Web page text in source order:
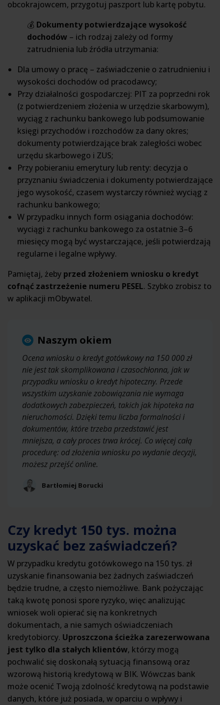
obcokrajowcem, przygotuj paszport lub kartę pobytu.
💰 Dokumenty potwierdzające wysokość
dochodów – ich rodzaj zależy od formy
zatrudnienia lub źródła utrzymania:
Dla umowy o pracę – zaświadczenie o zatrudnieniu i
wysokości dochodów od pracodawcy;
Przy działalności gospodarczej: PIT za poprzedni rok
(z potwierdzeniem złożenia w urzędzie skarbowym),
wyciąg z rachunku bankowego lub podsumowanie
księgi przychodów i rozchodów za dany okres;
dokumenty potwierdzające brak zaległości wobec
urzędu skarbowego i ZUS;
Przy pobieraniu emerytury lub renty: decyzja o
przyznaniu świadczenia i dokumenty potwierdzające
jego wysokość, czasem wystarczy również wyciąg z
rachunku bankowego;
W przypadku innych form osiągania dochodów:
wyciągi z rachunku bankowego za ostatnie 3–6
miesięcy mogą być wystarczające, jeśli potwierdzają
regularne i legalne wpływy.
Pamiętaj, żeby przed złożeniem wniosku o kredyt
cofnąć zastrzeżenie numeru PESEL. Szybko zrobisz to
w aplikacji mObywatel.
Naszym okiem
Ocena wniosku o kredyt gotówkowy na 150 000 zł
nie jest tak skomplikowana i czasochłonna, jak w
przypadku wniosku o kredyt hipoteczny. Przede
wszystkim uzyskanie zobowiązania nie wymaga
dodatkowych zabezpieczeń, takich jak hipoteka na
nieruchomości. Dzięki temu liczba formalności i
dokumentów, które trzeba przedstawić jest
mniejsza, a cały proces trwa krócej. Co więcej całą
procedurę: od złożenia wniosku po wydanie decyzji,
możesz przejść online.
Bartłomiej Borucki
Czy kredyt 150 tys. można
uzyskać bez zaświadczeń?
W przypadku kredytu gotówkowego na 150 tys. zł
uzyskanie finansowania bez żadnych zaświadczeń
będzie trudne, a często niemożliwe. Bank pożyczając
taką kwotę ponosi spore ryzyko, więc analizując
wniosek woli opierać się na konkretnych
dokumentach, a nie samych oświadczeniach
kredytobiorcy. Uproszczona ścieżka zarezerwowana
jest tylko dla stałych klientów, którzy mogą
pochwalić się doskonałą sytuacją finansową oraz
wzorową historią kredytową w BIK. Wówczas bank
może ocenić Twoją zdolność kredytową na podstawie
danych, które już posiada, w oparciu o wpływy i